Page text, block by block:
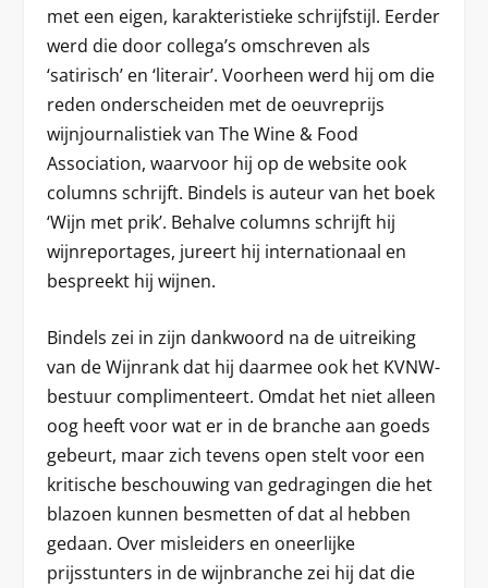
met een eigen, karakteristieke schrijfstijl. Eerder
werd die door collega’s omschreven als
‘satirisch’ en ‘literair’. Voorheen werd hij om die
reden onderscheiden met de oeuvreprijs
wijnjournalistiek van The Wine & Food
Association, waarvoor hij op de website ook
columns schrijft. Bindels is auteur van het boek
‘Wijn met prik’. Behalve columns schrijft hij
wijnreportages, jureert hij internationaal en
bespreekt hij wijnen.
Bindels zei in zijn dankwoord na de uitreiking
van de Wijnrank dat hij daarmee ook het KVNW-
bestuur complimenteert. Omdat het niet alleen
oog heeft voor wat er in de branche aan goeds
gebeurt, maar zich tevens open stelt voor een
kritische beschouwing van gedragingen die het
blazoen kunnen besmetten of dat al hebben
gedaan. Over misleiders en oneerlijke
prijsstunters in de wijnbranche zei hij dat die